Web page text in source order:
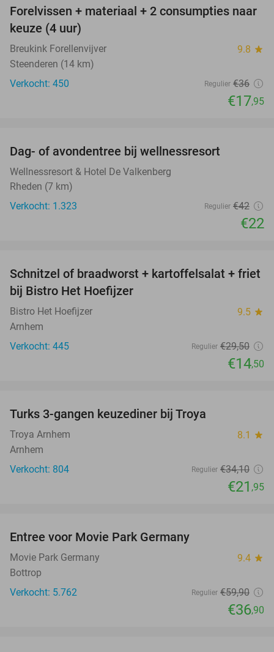
50%
Forelvissen + materiaal + 2 consumpties naar
keuze (4 uur)
Breukink Forellenvijver 9.8 star
Steenderen (14 km)
Verkocht: 450
Regulier €36
€17,95
Dag- of avondentree bij wellnessresort
Wellnessresort & Hotel De Valkenberg
Rheden (7 km)
Verkocht: 1.323
Regulier €42
€22
51%
Schnitzel of braadworst + kartoffelsalat + friet
bij Bistro Het Hoefijzer
Bistro Het Hoefijzer 9.5 star
Arnhem
Verkocht: 445
Regulier €29,50
€14,50
Turks 3-gangen keuzediner bij Troya
Troya Arnhem 8.1 star
Arnhem
Verkocht: 804
Regulier €34,10
€21 ,95
Entree voor Movie Park Germany
Movie Park Germany 9.4 star
Bottrop
Verkocht: 5.762
Regulier €59,90
€36,90